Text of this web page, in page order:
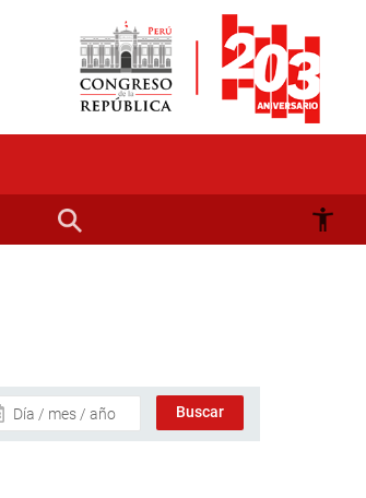
Día / mes / año